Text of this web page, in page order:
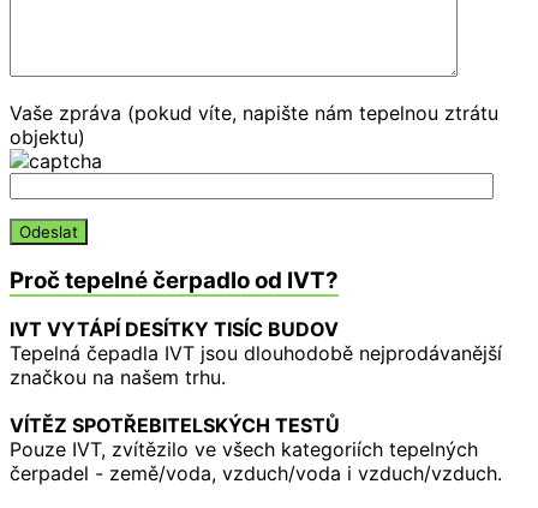
Vaše zpráva (pokud víte, napište nám tepelnou ztrátu
objektu)
Proč tepelné čerpadlo od IVT?
IVT VYTÁPÍ DESÍTKY TISÍC BUDOV
Tepelná čepadla IVT jsou dlouhodobě nejprodávanější
značkou na našem trhu.
VÍTĚZ SPOTŘEBITELSKÝCH TESTŮ
Pouze IVT, zvítězilo ve všech kategoriích tepelných
čerpadel - země/voda, vzduch/voda i vzduch/vzduch.